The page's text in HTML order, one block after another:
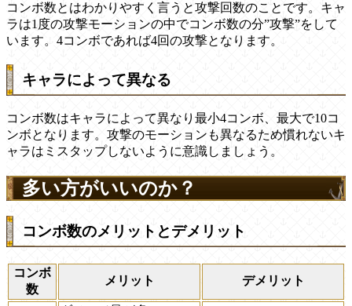
コンボ数とはわかりやすく言うと攻撃回数のことです。キャ
ラは1度の攻撃モーションの中でコンボ数の分”攻撃”をして
います。4コンボであれば4回の攻撃となります。
キャラによって異なる
コンボ数はキャラによって異なり最小4コンボ、最大で10コ
ンボとなります。攻撃のモーションも異なるため慣れないキ
ャラはミスタップしないように意識しましょう。
多い方がいいのか？
コンボ数のメリットとデメリット
コンボ
数
メリット デメリット